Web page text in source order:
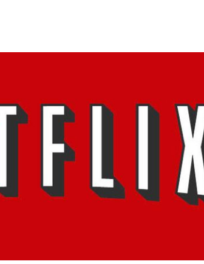
care revine: o realitate pe care România o
Europeană. Ce ne așteaptă? – O analiză